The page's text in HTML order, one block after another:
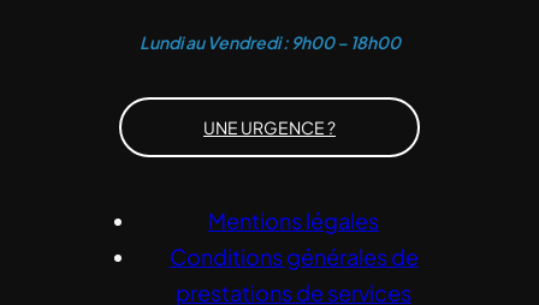
Lundi au Vendredi : 9h00 – 18h00
UNE URGENCE ?
Mentions légales
Conditions générales de
prestations de services